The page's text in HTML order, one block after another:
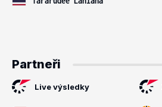
Partneři
Live výsledky